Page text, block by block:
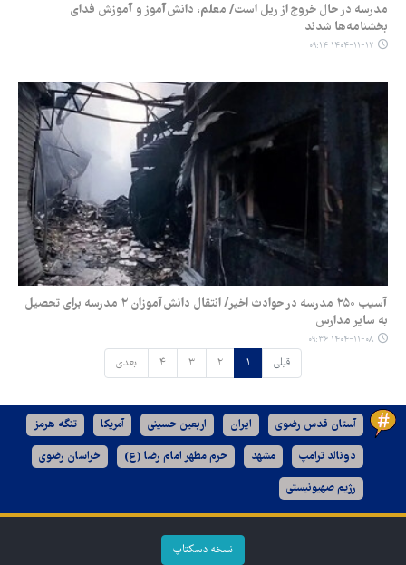
مدرسه در حال خروج از ریل است/ معلم، دانش‌آموز و آموزش فدای
بخشنامه‌ها شدند
۱۴۰۴-۱۱-۱۲ ۰۹:۱۴
آسیب ۲۵۰ مدرسه در حوادث اخیر/ انتقال دانش‌آموزان ۲ مدرسه برای تحصیل
به سایر مدارس
۱۴۰۴-۱۱-۰۸ ۰۹:۳۶
قبلی ۱ ۲ ۳ ۴ بعدی
آستان قدس رضوی ایران اربعین حسینی آمریکا تنگه هرمز
دونالد ترامپ مشهد حرم مطهر امام رضا (ع) خراسان رضوی
رژیم صهیونیستی
نسخه دسکتاپ